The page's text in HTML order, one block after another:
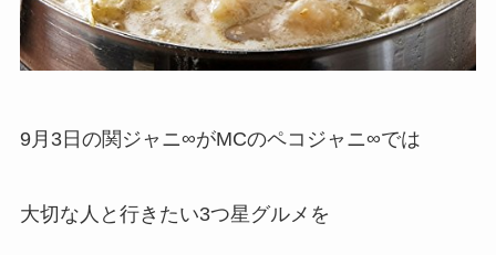
9月3日の関ジャニ∞がMCのペコジャニ∞では
大切な人と行きたい3つ星グルメを